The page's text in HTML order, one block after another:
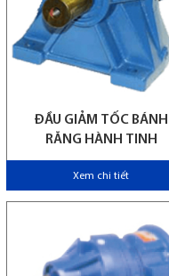
ĐẦU GIẢM TỐC BÁNH
RĂNG HÀNH TINH
Xem chi tiết